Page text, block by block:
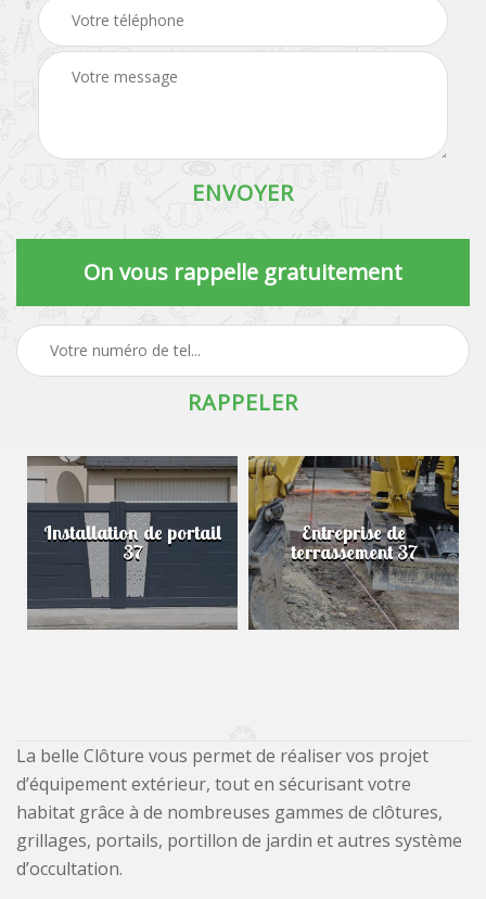
On vous rappelle gratuitement
Installation de portail
37
Entreprise de
terrassement 37
La belle Clôture vous permet de réaliser vos projet
d’équipement extérieur, tout en sécurisant votre
habitat grâce à de nombreuses gammes de clôtures,
grillages, portails, portillon de jardin et autres système
d’occultation.